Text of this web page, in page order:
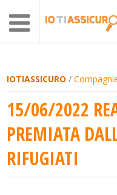
IOTIASSICURO /
15/06/2022
PREMIATA
RIFUGIATI